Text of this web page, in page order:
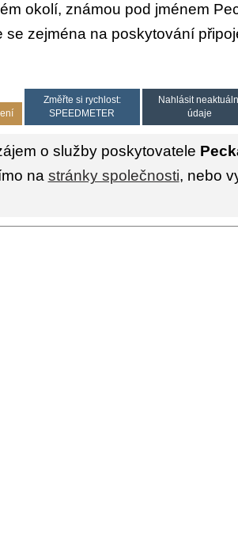
okolí, známou pod jménem
se zejména na poskytování
Změřte si rychlost:
SPEEDMETER
Nahlásit
údaje
o služby poskytovatele
na stránky společnosti, nebo